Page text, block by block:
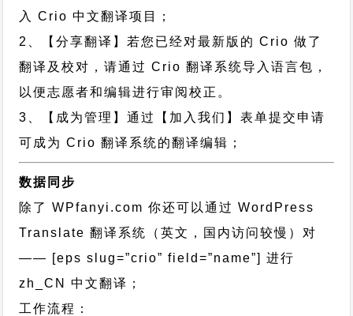
入 Crio 中文翻译项目；
2、【分享翻译】若您已经对最新版的 Crio 做了
翻译及校对，请通过 Crio 翻译系统导入语言包，
以便志愿者和编辑进行审阅校正。
3、【成为管理】通过【加入我们】表单提交申请
可成为 Crio 翻译系统的翻译编辑；
数据同步
除了 WPfanyi.com 你还可以通过WordPress
Translate 翻译系统（英文，国内访问较慢）对
—— [eps slug=”crio” field=”name”]进行
zh_CN
中文翻译；
工作流程：